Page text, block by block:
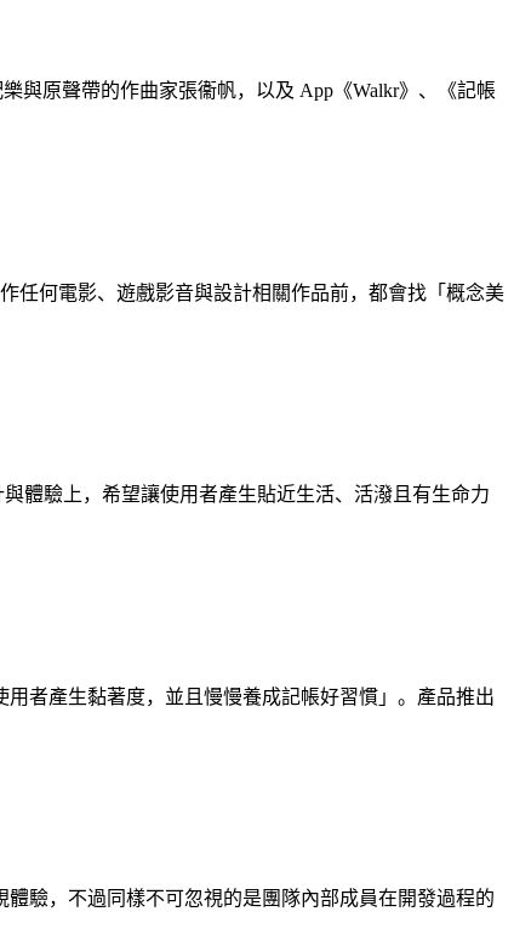
與原聲帶的作曲家張衞帆，以及 App《Walkr》、《記帳
任何電影、遊戲影音與設計相關作品前，都會找「概念美
體驗上，希望讓使用者產生貼近生活、活潑且有生命力
者產生黏著度，並且慢慢養成記帳好習慣」。產品推出
驗，不過同樣不可忽視的是團隊內部成員在開發過程的